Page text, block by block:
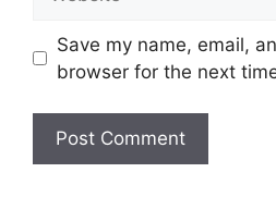
Save my name, email,
browser for the next